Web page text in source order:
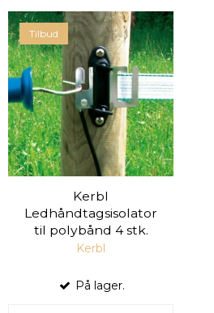
Tilbud
Kerbl
Ledhåndtagsisolator
til polybånd 4 stk.
Kerbl
På lager.